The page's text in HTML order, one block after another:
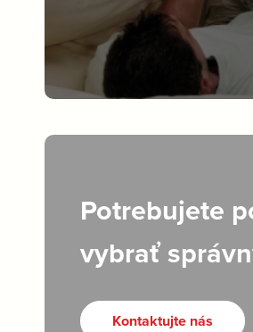
Potrebujete
vybrať
Kontaktujte nás